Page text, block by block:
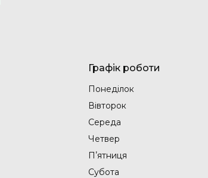
Графік роботи
Понеділок
Вівторок
Середа
Четвер
Пʼятниця
Субота